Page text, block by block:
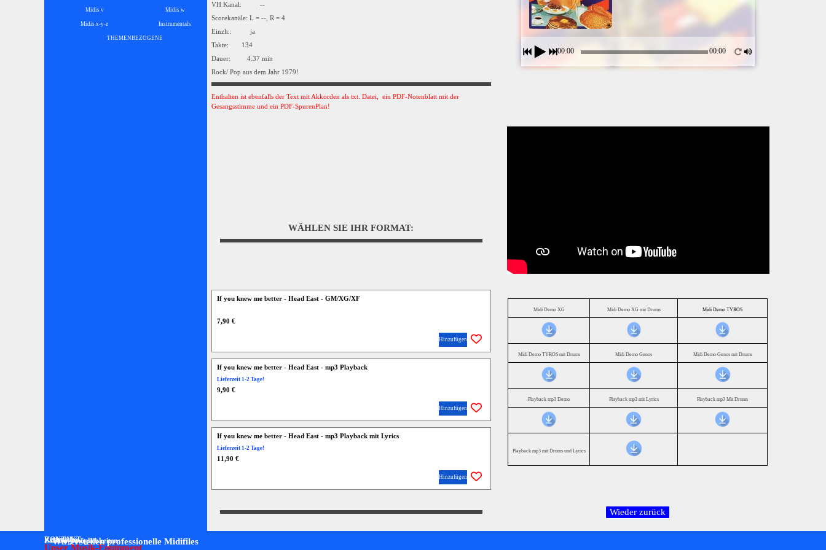
Midis v Midis w
Midis x-y-z Instrumentals
THEMENBEZOGENE
VH Kanal: --
Scorekanäle: L = --, R = 4
Einzlr.: ja
Takte: 134
Dauer: 4:37 min
Rock/ Pop aus dem Jahr 1979!
Enthalten ist ebenfalls der Text mit Akkorden als txt. Datei, ein PDF-Notenblatt mit der
Gesangsstimme und ein PDF-SpurenPlan!
00:00 00:00
WÄHLEN SIE IHR FORMAT:
If you knew me better - Head East - GM/XG/XF
7,90 €
Hinzufügen
If you knew me better - Head East - mp3 Playback
Lieferzeit 1-2 Tage!
9,90 €
Hinzufügen
If you knew me better - Head East - mp3 Playback mit Lyrics
Lieferzeit 1-2 Tage!
11,90 €
Hinzufügen
Midi Demo XG Midi Demo XG mit Drums Midi Demo TYROS
Midi Demo TYROS mit Drums Midi Demo Genos Midi Demo Genos mit Drums
Playback mp3 Demo Playback mp3 mit Lyrics Playback mp3 Mit Drums
Playback mp3 mit Drums und Lyrics
Rechtliches:
KONTAKT:
Zahlungsmöglichkeiten:
Wir erstellen professionelle Midifiles
Unser Musik-Equipment